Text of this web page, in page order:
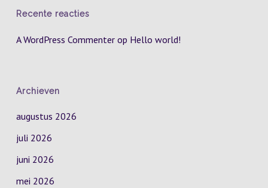
Recente reacties
A WordPress Commenterop Hello world!
Archieven
augustus 2026
juli 2026
juni 2026
mei 2026